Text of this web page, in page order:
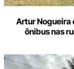
Artur Nogueira
ônibus nas